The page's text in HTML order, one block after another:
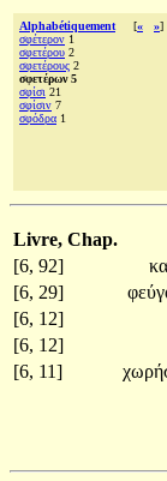
Alphabétiquement [« »]
σφέτερον 1
σφετέρου 2
σφετέρους 2
σφετέρων 5
σφίσι 21
σφίσιν 7
σφόδρα 1
Livre, Chap.
[6, 92]
[6, 29]
[6, 12]
[6, 12]
[6, 11]